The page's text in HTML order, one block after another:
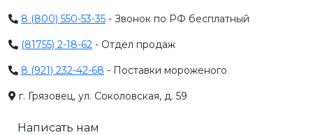
8 (800) 550-53-35 - Звонок по РФ бесплатный
(81755) 2-18-62 - Отдел продаж
8 (921) 232-42-68 - Поставки мороженого
г. Грязовец, ул. Соколовская, д. 59
Написать нам